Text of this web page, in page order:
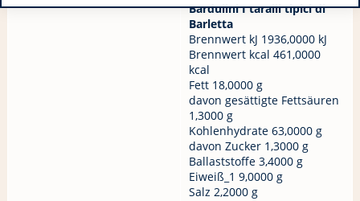
Bardulini I taralli tipici di
Barletta
Brennwert kJ 1936,0000 kJ
Brennwert kcal 461,0000
kcal
Fett 18,0000 g
davon gesättigte Fettsäuren
1,3000 g
Kohlenhydrate 63,0000 g
davon Zucker 1,3000 g
Ballaststoffe 3,4000 g
Eiweiß_1 9,0000 g
Salz 2,2000 g